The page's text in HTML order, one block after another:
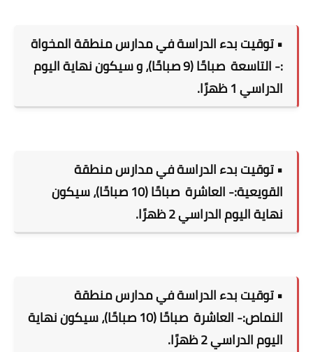
• توقيت بدء الدراسة في مدارس منطقة المخواة
:- التاسعة
صباحًا (9 صباحًا)، و سيكون نهاية اليوم
الدراسي 1 ظهرًا.
• توقيت بدء الدراسة في مدارس منطقة
القويعية:- العاشرة
صباحًا (10 صباحًا)، سيكون
نهاية اليوم الدراسي 2 ظهرًا.
• توقيت بدء الدراسة في مدارس منطقة
النماص:- العاشرة
صباحًا (10 صباحًا)، سيكون نهاية
اليوم الدراسي 2 ظهرًا.